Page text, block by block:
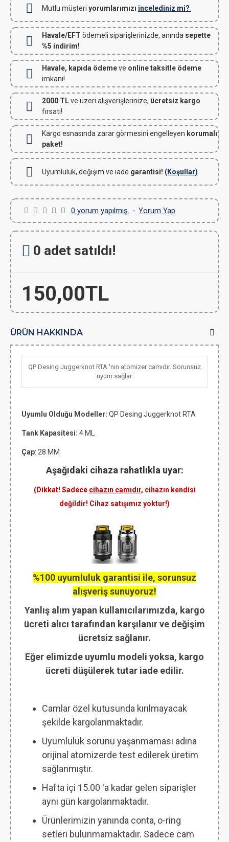
Mutlu müşteri yorumlarımızı incelediniz mi?
Havale/EFT ödemeli siparişlerinizde, anında sepette
%5 indirim!
Havale, kapıda ödemeve online taksitle ödeme
imkanı!
2000 TLve üzeri alışverişlerinize, ücretsiz kargo
fırsatı!
Kargo esnasında zarar görmesini engelleyen korumalı
paket!
Uyumluluk, değişim ve iade garantisi! (Koşullar)
0 yorum yapılmış. - Yorum Yap
150,00TL
0 adet satıldı!
ÜRÜN HAKKINDA
QP Desing Juggerknot RTA 'nın atomizer camıdır. Sorunsuz
uyum sağlar.
Uyumlu Olduğu Modeller: QP Desing Juggerknot RTA
Tank Kapasitesi: 4 ML
Çap: 28 MM
Aşağıdaki cihaza rahatlıkla uyar:
(Dikkat! Sadece cihazın camıdır, cihazın kendisi
değildir! Cihaz satışımız yoktur!)
%100 uyumluluk garantisi ile, sorunsuz
alışveriş sunuyoruz!
Yanlış alım yapan kullanıcılarımızda, kargo
ücreti alıcı tarafından karşılanır ve değişim
ücretsiz sağlanır.
Eğer elimizde uyumlu modeli yoksa, kargo
ücreti düşülerek tutar iade edilir.
Camlar özel kutusunda kırılmayacak
şekilde kargolanmaktadır.
Uyumluluk sorunu yaşanmaması adına
orijinal atomizerde test edilerek üretim
sağlanmıştır.
Hafta içi 15.00 'a kadar gelen siparişler
aynı gün kargolanmaktadır.
Ürünlerimizin yanında conta, o-ring
setleri bulunmamaktadır. Sadece cam